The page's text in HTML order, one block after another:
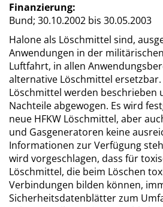
Finanzierung:
Bund; 30.10.2002 bis 30.05.2003
Halone als Löschmittel sind,
Anwendungen in der
Luftfahrt, in allen
alternative Löschmittel
Löschmittel werden beschrieben
Nachteile abgewogen. Es wird
neue HFKW Löschmittel, aber
und Gasgeneratoren keine
Informationen zur Verfügung
wird vorgeschlagen, dass für
Löschmittel, die beim Löschen
Verbindungen bilden können,
Sicherheitsdatenblätter zum